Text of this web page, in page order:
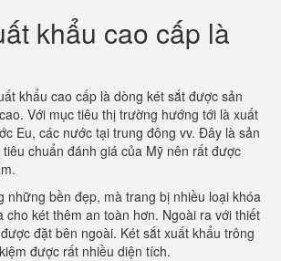
khẩu cao cấp là
khẩu cao cấp là dòng két sắt được sản
Với mục tiêu thị trường hướng tới là xuất
Eu, các nước tại trung đông vv. Đây là sản
chuẩn đánh giá của Mỹ nên rất được
những bền đẹp, mà trang bị nhiều loại khóa
cho két thêm an toàn hơn. Ngoài ra với thiết
đặt bên ngoài. Két sắt xuất khẩu trông
được rất nhiều diện tích.